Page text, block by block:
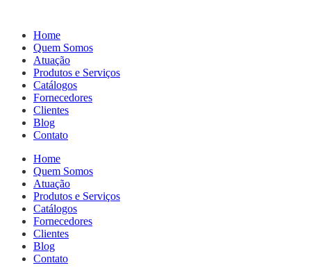
Home
Quem Somos
Atuação
Produtos e Serviços
Catálogos
Fornecedores
Clientes
Blog
Contato
Home
Quem Somos
Atuação
Produtos e Serviços
Catálogos
Fornecedores
Clientes
Blog
Contato